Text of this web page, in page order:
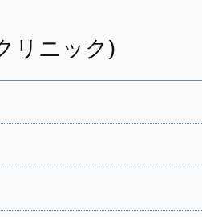
山
リニック)